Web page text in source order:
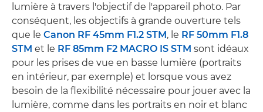
lumière à travers l'objectif de l'appareil photo. Par
conséquent, les objectifs à grande ouverture tels
que le Canon RF 45mm F1.2 STM, le RF 50mm F1.8
STM et le RF 85mm F2 MACRO IS STM sont idéaux
pour les prises de vue en basse lumière (portraits
en intérieur, par exemple) et lorsque vous avez
besoin de la flexibilité nécessaire pour jouer avec la
lumière, comme dans les portraits en noir et blanc